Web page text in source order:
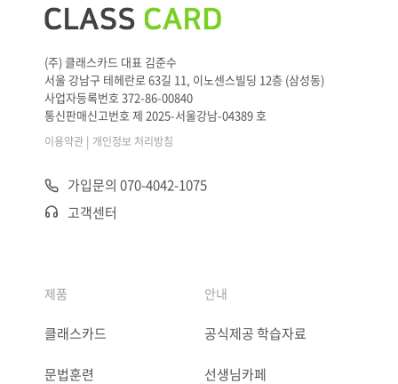
(주) 클래스카드 대표 김준수
서울 강남구 테헤란로 63길 11, 이노센스빌딩 12층 (삼성동)
사업자등록번호 372-86-00840
통신판매신고번호 제 2025-서울강남-04389 호
이용약관 | 개인정보 처리방침
가입문의 070-4042-1075
고객센터
제품
클래스카드
문법훈련
안내
공식제공 학습자료
선생님카페